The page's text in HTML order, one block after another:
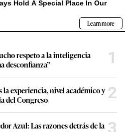
respeto a la inteligencia
desconfianza”
1
la experiencia, nivel académico y
del Congreso
2
Azul: Las razones detrás de la 3